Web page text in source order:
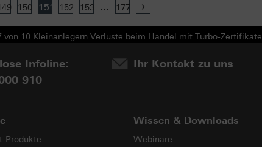
150 151 152 153 ... 177
von 10 Kleinanlegern Verluste beim Handel mit Turbo-
Infoline:
910
Ihr Kontakt zu uns
Produkte
Wissen & Downloads
Webinare